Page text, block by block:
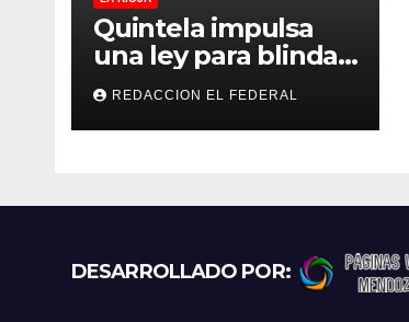
s
Quintela impulsa
una ley para blindar
las tierras rurales de
La Rioja: cuáles son
los principales
REDACCION EL FEDERAL
DESARROLLADO POR: